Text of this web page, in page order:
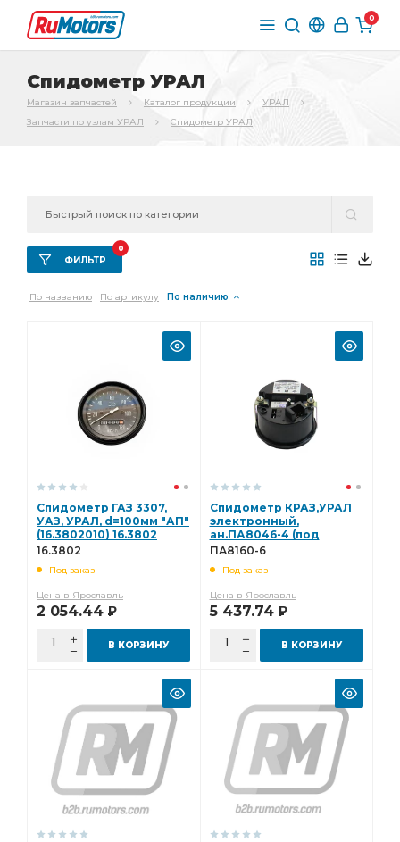
0
Спидометр УРАЛ
Магазин запчастей Каталог продукции
УРАЛ
Запчасти по узлам УРАЛ
Спидометр УРАЛ
ФИЛЬТР
0
По названию По артикулу По наличию
Спидометр ГАЗ 3307,
УАЗ, УРАЛ, d=100мм "АП"
(16.3802010) 16.3802
16.3802
Под заказ
Цена в Ярославль
2 054.44 Р
В КОРЗИНУ
Спидометр КРАЗ,УРАЛ
электронный,
ан.ПА8046-4 (под
импульсный датчик)
ПА8160-6
Под заказ
Цена в Ярославль
5 437.74 Р
В КОРЗИНУ